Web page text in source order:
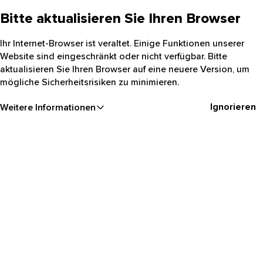
Bitte aktualisieren Sie Ihren Browser
Ihr Internet-Browser ist veraltet. Einige Funktionen unserer
Website sind eingeschränkt oder nicht verfügbar. Bitte
aktualisieren Sie Ihren Browser auf eine neuere Version, um
mögliche Sicherheitsrisiken zu minimieren.
Weitere Informationen Ignorieren